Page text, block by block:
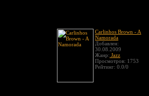
Carlinhos Brown - A
Namorada
Добавлен:
30.08.2009
Жанр: Jazz
Просмотров: 1753
Рейтинг: 0.0/0